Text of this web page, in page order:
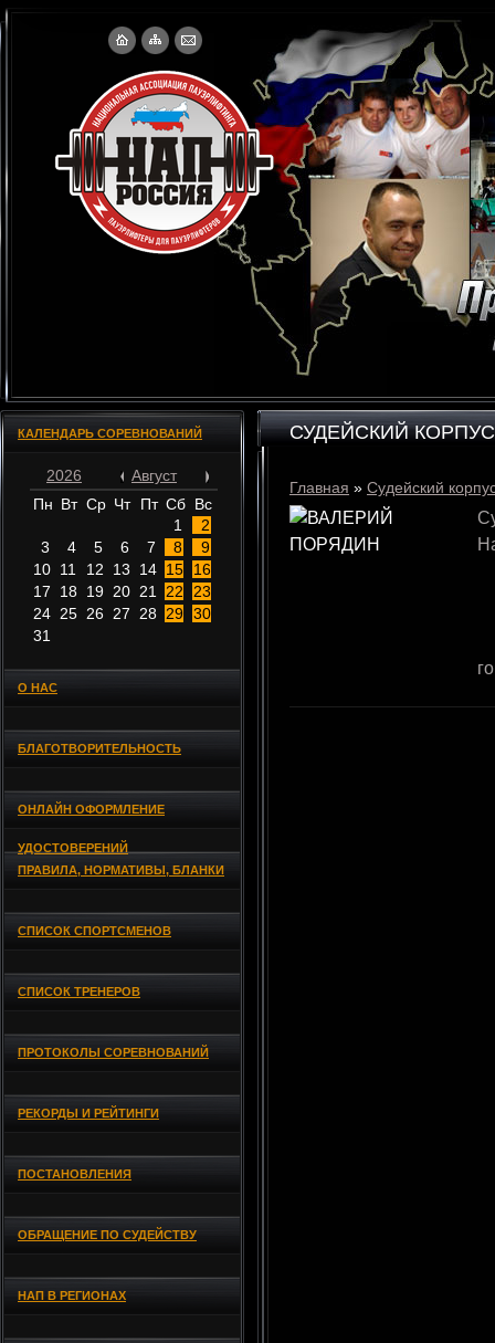
КАЛЕНДАРЬ СОРЕВНОВАНИЙ
2026
Август
Пн Вт Ср Чт Пт Сб Вс
1
2
3
4 5 6 7 8
9
10 11 12 13 14 15
16
17
18 19 20 21 22
23
24 25 26 27 28 29 30
31
О НАС
БЛАГОТВОРИТЕЛЬНОСТЬ
ОНЛАЙН ОФОРМЛЕНИЕ
УДОСТОВЕРЕНИЙ
ПРАВИЛА, НОРМАТИВЫ, БЛАНКИ
СПИСОК СПОРТСМЕНОВ
СПИСОК ТРЕНЕРОВ
ПРОТОКОЛЫ СОРЕВНОВАНИЙ
РЕКОРДЫ И РЕЙТИНГИ
ПОСТАНОВЛЕНИЯ
ОБРАЩЕНИЕ ПО СУДЕЙСТВУ
НАП В РЕГИОНАХ
СУДЕЙСКИЙ КОРПУС
Главная » Судейский